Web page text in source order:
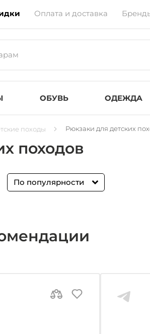
Оплата и доставка
ОБУВЬ ОДЕЖДА
походы Рюкзаки для детских
походов
По популярности